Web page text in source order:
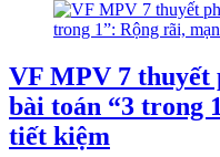
VF MPV 7 thuyết
bài toán “3 trong
tiết kiệm